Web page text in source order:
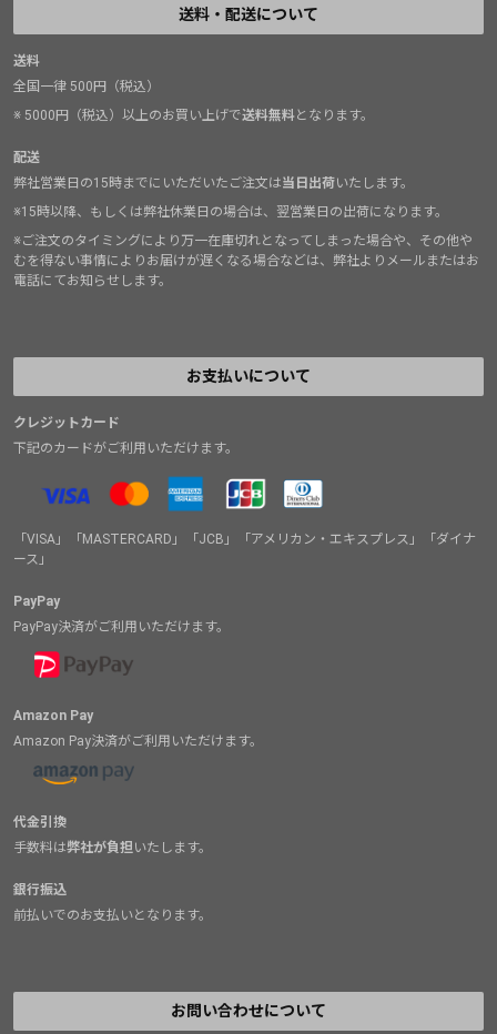
送料・配送について
送料
全国一律 500円（税込）
※ 5000円（税込）以上のお買い上げで送料無料となります。
配送
弊社営業日の15時までにいただいたご注文は当日出荷いたします。
※15時以降、もしくは弊社休業日の場合は、翌営業日の出荷になります。
※ご注文のタイミングにより万一在庫切れとなってしまった場合や、その他や
むを得ない事情によりお届けが遅くなる場合などは、弊社よりメールまたはお
電話にてお知らせします。
お支払いについて
クレジットカード
下記のカードがご利用いただけます。
「VISA」「MASTERCARD」「JCB」「アメリカン・エキスプレス」「ダイナ
ース」
PayPay
PayPay決済がご利用いただけます。
Amazon Pay
Amazon Pay決済がご利用いただけます。
代金引換
手数料は弊社が負担いたします。
銀行振込
前払いでのお支払いとなります。
お問い合わせについて